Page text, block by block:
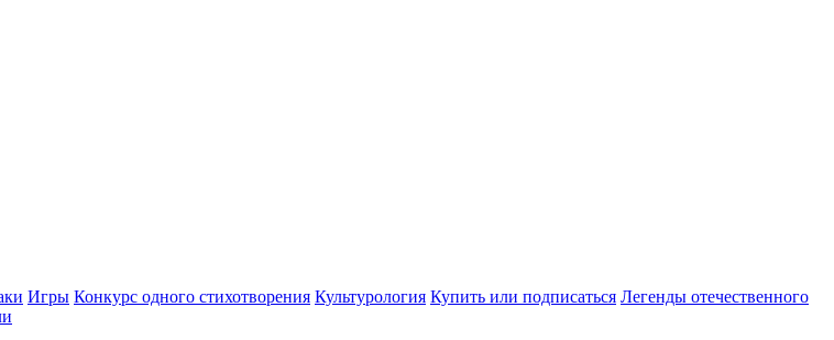
Игры Конкурс одного стихотворения Культурология Купить или подписаться Легенды отечественного